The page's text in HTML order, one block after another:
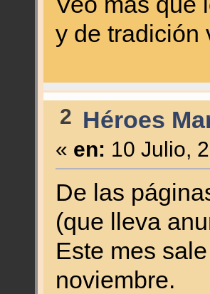
y de tradición
2 Héroes
« en: 10 Julio,
De las
(que lleva
Este mes
noviembre.